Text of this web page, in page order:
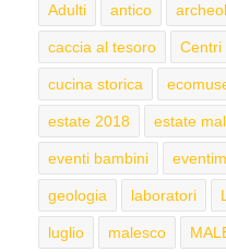
Adulti antico
caccia al tesoro Centri
cucina storica
estate 2018 estate
eventi bambini
geologia laboratori
luglio malesco